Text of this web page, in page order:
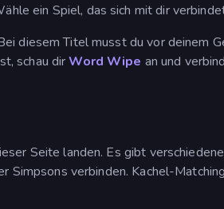
ein Spiel, das sich mit dir
diesem Titel musst du vor deinem
schau dirWord Wipe an und
Seite landen. Es gibt verschiedene
Simpsons verbinden. Kachel-